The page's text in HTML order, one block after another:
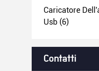
Caricatore
Usb (6)
Contatti